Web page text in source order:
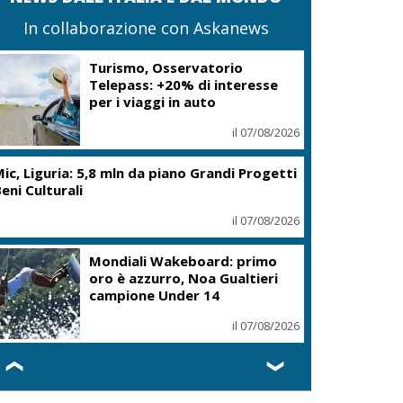
In collaborazione con Askanews
Turismo, Osservatorio
Telepass: +20% di interesse
per i viaggi in auto
il 07/08/2026
Liguria: 5,8 mln da piano Grandi Progetti
Culturali
il 07/08/2026
Mondiali Wakeboard: primo
oro è azzurro, Noa Gualtieri
campione Under 14
il 07/08/2026
❮ ❯